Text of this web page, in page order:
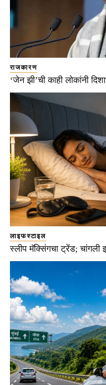
राजकारण
‘जेन झी’ची काही लोकांनी
लाइफस्टाइल
स्लीप मॅक्सिंगचा ट्रेंड; चांगली